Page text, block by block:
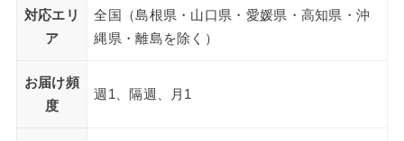
対応エリ
ア
全国（島根県・山口県・愛媛県・高知県・沖
縄県・離島を除く）
お届け頻
度
週1、隔週、月1